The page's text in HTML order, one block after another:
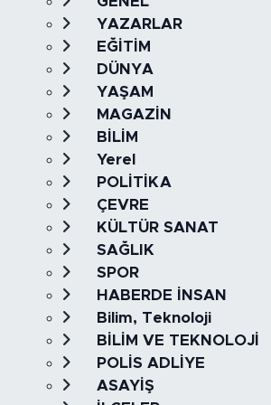
YAZARLAR
EĞİTİM
DÜNYA
YAŞAM
MAGAZİN
BİLİM
Yerel
POLİTİKA
ÇEVRE
KÜLTÜR SANAT
SAĞLIK
SPOR
HABERDE İNSAN
Bilim, Teknoloji
BİLİM VE TEKNOLOJİ
POLİS ADLİYE
ASAYİŞ